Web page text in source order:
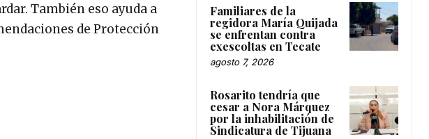
También eso ayuda a
de Protección
Familiares de la
regidora María Quijada
se enfrentan contra
exescoltas en Tecate
agosto 7, 2026
Rosarito tendría que
cesar a Nora Márquez
por la inhabilitación de
Sindicatura de Tijuana